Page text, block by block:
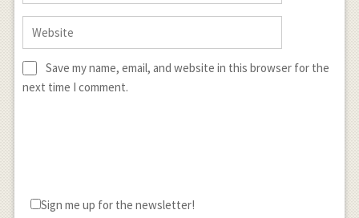
Save my name, email, and website in this browser for the
next time I comment.
Sign me up for the newsletter!